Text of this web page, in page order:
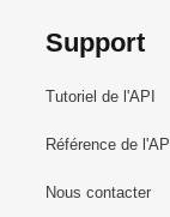
Support
Tutoriel de l'API
Référence de l'API
Nous contacter